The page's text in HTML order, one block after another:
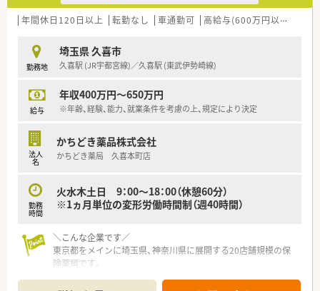
年間休日120日以上 転勤なし 車通勤可 高給与(600万円以上)
勤務地
埼玉県 久喜市
久喜駅 (JR宇都宮線)／久喜駅 (東武伊勢崎線)
給与
年収400万円～650万円
※年齢、経験、能力、就業条件を考慮の上、規定により決定
法人
名
かちどき薬品株式会社
かちどき薬局 久喜本町店
勤務
時間
火水木土日 9：00～18：00（休憩60分）
※1ヵ月単位の変形労働時間制（週40時間）
＼こんな企業です／
東京都をメインに埼玉県、神奈川県に展開する20店舗規模の保
険薬局です。